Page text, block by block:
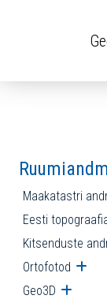
Maakatastri
Eesti
Kitsenduste
Ortofotod Ava
Geo3D Ava